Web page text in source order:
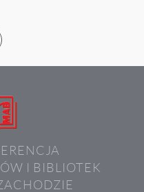
I BIBLIOTEK